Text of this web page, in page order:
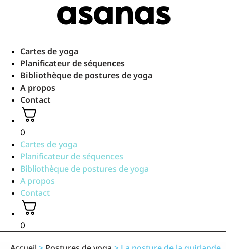
asanas
Cartes de yoga
Planificateur de séquences
Bibliothèque de postures de yoga
A propos
Contact
0
Cartes de yoga
Planificateur de séquences
Bibliothèque de postures de yoga
A propos
Contact
0